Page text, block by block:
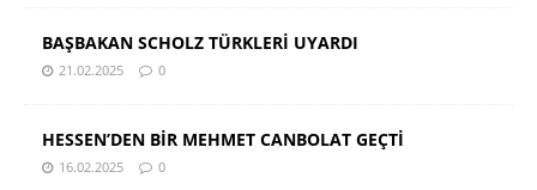
BAŞBAKAN SCHOLZ TÜRKLERİ UYARDI
21.02.2025 0
HESSEN’DEN BİR MEHMET CANBOLAT GEÇTİ
16.02.2025 0